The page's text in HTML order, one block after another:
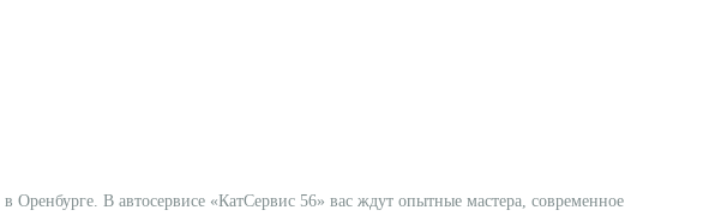
в Оренбурге. В автосервисе «КатСервис 56» вас ждут опытные мастера, современное